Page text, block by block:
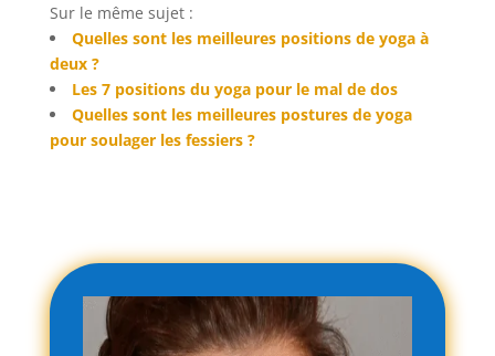
Sur le même sujet :
Quelles sont les meilleures positions de yoga à
deux ?
Les 7 positions du yoga pour le mal de dos
Quelles sont les meilleures postures de yoga
pour soulager les fessiers ?